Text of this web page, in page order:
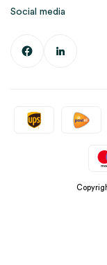
Social media